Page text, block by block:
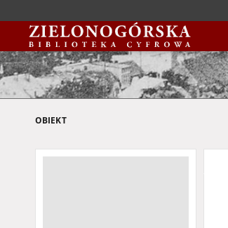
OBIEKT